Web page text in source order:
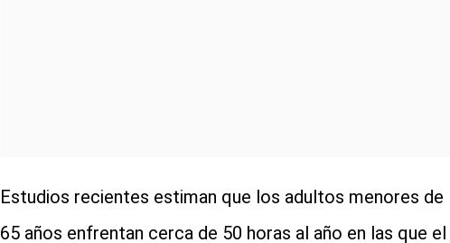
Estudios recientes estiman que los adultos menores de
65 años enfrentan cerca de 50 horas al año en las que el